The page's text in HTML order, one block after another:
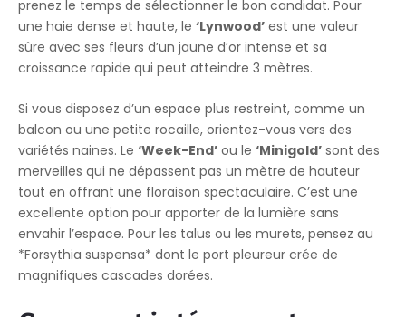
prenez le temps de sélectionner le bon candidat. Pour
une haie dense et haute, le ‘Lynwood’ est une valeur
sûre avec ses fleurs d’un jaune d’or intense et sa
croissance rapide qui peut atteindre 3 mètres.
Si vous disposez d’un espace plus restreint, comme un
balcon ou une petite rocaille, orientez-vous vers des
variétés naines. Le ‘Week-End’ ou le ‘Minigold’ sont des
merveilles qui ne dépassent pas un mètre de hauteur
tout en offrant une floraison spectaculaire. C’est une
excellente option pour apporter de la lumière sans
envahir l’espace. Pour les talus ou les murets, pensez au
*Forsythia suspensa* dont le port pleureur crée de
magnifiques cascades dorées.